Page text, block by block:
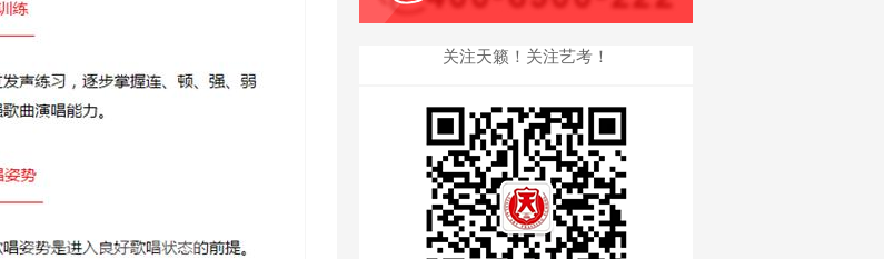
关注天籁！关注艺考！